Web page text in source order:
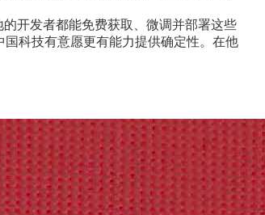
开发者都能免费获取、微调并部署这些
科技有意愿更有能力提供确定性。在他